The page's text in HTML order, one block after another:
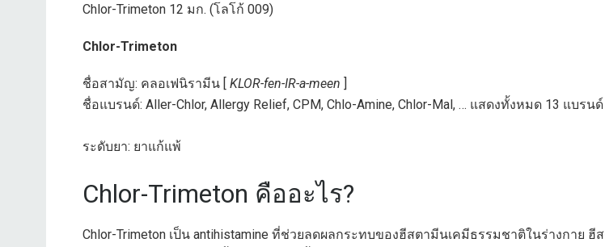
Chlor-Trimeton 12 มก. (โลโก้ 009)
Chlor-Trimeton
ชื่อสามัญ: คลอเฟนิรามีน [ KLOR-fen-IR-a-meen ]
ชื่อแบรนด์: Aller-Chlor, Allergy Relief, CPM, Chlo-Amine, Chlor-Mal, … แสดงทั้งหมด 13 แบรนด์
ระดับยา: ยาแก้แพ้
Chlor-Trimeton คืออะไร?
Chlor-Trimeton เป็น antihistamine ที่ช่วยลดผลกระทบของฮีสตามีนเคมีธรรมชาติในร่างกาย ฮี